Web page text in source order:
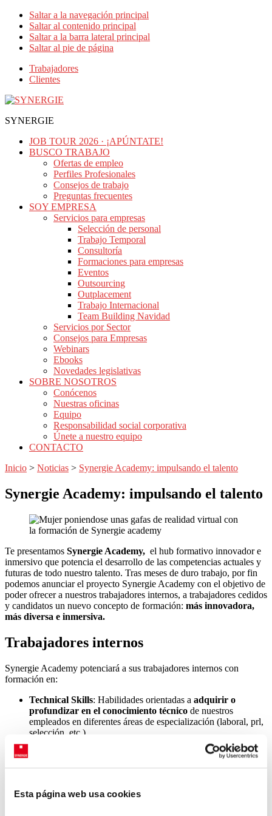
Esta página web usa cookies
Saltar a la navegación principal
Saltar al contenido principal
Saltar a la barra lateral principal
Saltar al pie de página
Trabajadores
Clientes
SYNERGIE
JOB TOUR 2026 · ¡APÚNTATE!
BUSCO TRABAJO
Ofertas de empleo
Perfiles Profesionales
Consejos de trabajo
Preguntas frecuentes
SOY EMPRESA
Servicios para empresas
Selección de personal
Trabajo Temporal
Consultoría
Formaciones para empresas
Eventos
Outsourcing
Outplacement
Trabajo Internacional
Team Building Navidad
Servicios por Sector
Consejos para Empresas
Webinars
Ebooks
Novedades legislativas
SOBRE NOSOTROS
Conócenos
Nuestras oficinas
Equipo
Responsabilidad social corporativa
Únete a nuestro equipo
CONTACTO
Inicio > Noticias > Synergie Academy: impulsando el talento
Synergie Academy: impulsando el talento
Te presentamos Synergie Academy, el hub formativo innovador e
inmersivo que potencia el desarrollo de las competencias actuales y
futuras de todo nuestro talento. Tras meses de duro trabajo, por fin
podemos anunciar el proyecto Synergie Academy con el objetivo de
poder ofrecer a nuestros trabajadores internos, a trabajadores cedidos
y candidatos un nuevo concepto de formación: más innovadora,
más diversa e inmersiva.
Trabajadores internos
Synergie Academy potenciará a sus trabajadores internos con
formación en:
Technical Skills: Habilidades orientadas a adquirir o
profundizar en el conocimiento técnico de nuestros
empleados en diferentes áreas de especialización (laboral, prl,
selección, etc.).
Habilidades intra e interpersonalesque les
ayudan a gestionar su talento y/o el de los equipos que se
herramientas o soluciones digitales